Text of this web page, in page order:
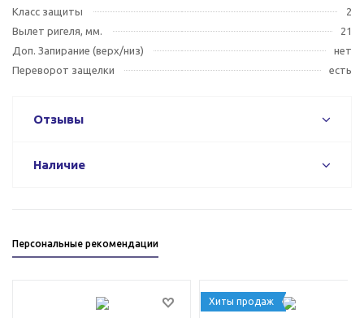
Класс защиты
2
Вылет ригеля, мм.
21
Доп. Запирание (верх/низ)
нет
Переворот защелки
есть
Отзывы
Наличие
Персональные рекомендации
Хиты продаж